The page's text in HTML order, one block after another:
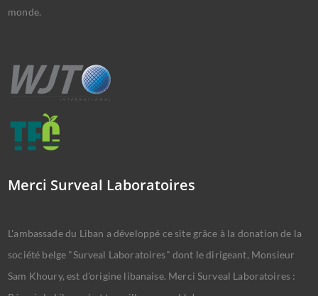
monde.
Merci Surveal Laboratoires
L'ambassade du Liban a développé ce site grâce à la donation de la
société belge "Surveal Laboratoires" dont le dirigeant, Monsieur
Sam Khoury, est d'origine libanaise. Merci Surveal Laboratoires :